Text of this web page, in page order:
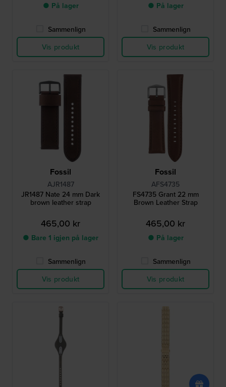
● På lager
Sammenlign
Vis produkt
● På lager
Sammenlign
Vis produkt
Fossil
AJR1487
JR1487 Nate 24 mm Dark
brown leather strap
465,00 kr
● Bare 1 igjen på lager
Sammenlign
Vis produkt
Fossil
AFS4735
FS4735 Grant 22 mm
Brown Leather Strap
465,00 kr
● På lager
Sammenlign
Vis produkt